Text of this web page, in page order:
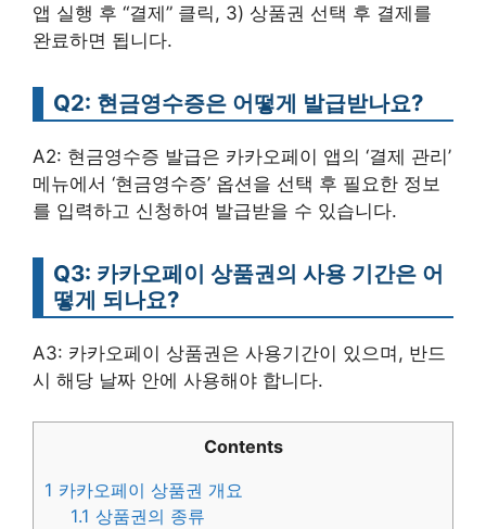
앱 실행 후 “결제” 클릭, 3) 상품권 선택 후 결제를
완료하면 됩니다.
Q2: 현금영수증은 어떻게 발급받나요?
A2: 현금영수증 발급은 카카오페이 앱의 ‘결제 관리’
메뉴에서 ‘현금영수증’ 옵션을 선택 후 필요한 정보
를 입력하고 신청하여 발급받을 수 있습니다.
Q3: 카카오페이 상품권의 사용 기간은 어
떻게 되나요?
A3: 카카오페이 상품권은 사용기간이 있으며, 반드
시 해당 날짜 안에 사용해야 합니다.
Contents
1 카카오페이 상품권 개요
1.1 상품권의 종류